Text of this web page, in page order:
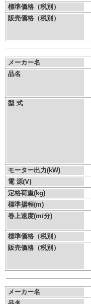
標準価格（税別）
販売価格（税別）
メーカー名
品名
型 式
モーター出力(kW)
電 源(V)
定格荷重(kg)
標準揚程(m)
巻上速度(m/分)
標準価格（税別）
販売価格（税別）
メーカー名